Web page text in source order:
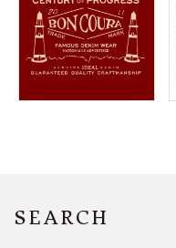
meeting_room ログイン
SEARCH